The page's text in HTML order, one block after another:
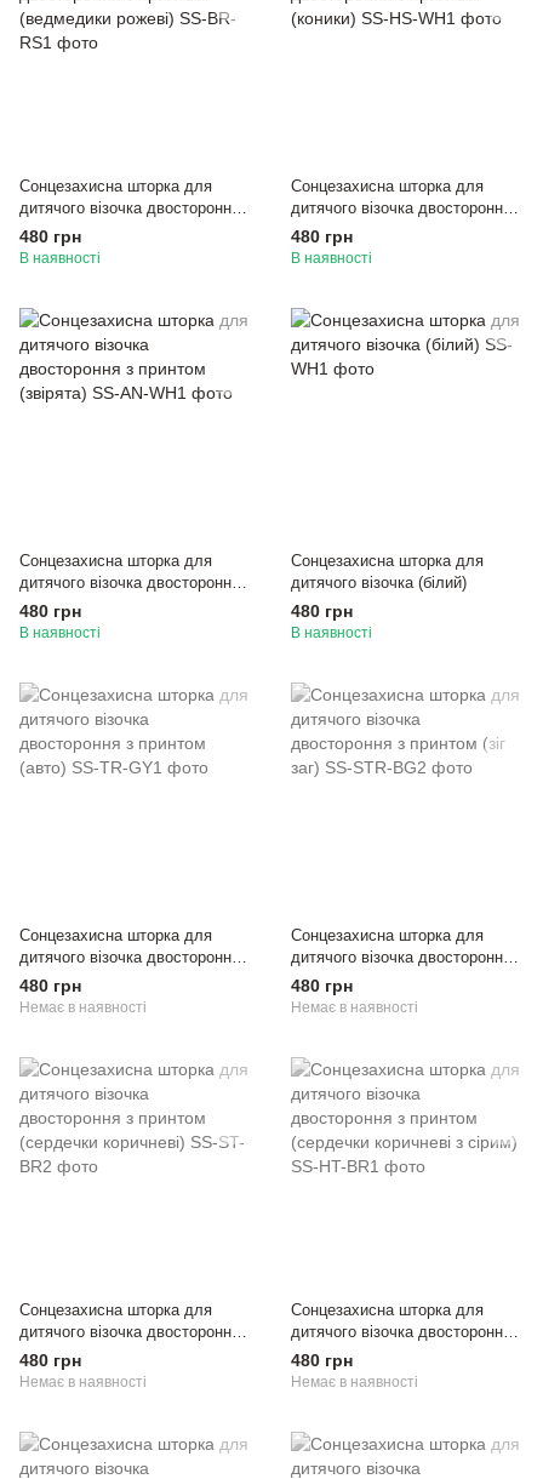
Сонцезахисна шторка для
дитячого візочка двостороння з
принтом (ведмедики рожеві)
480 грн
В наявності
Сонцезахисна шторка для
дитячого візочка двостороння з
принтом (коники)
480 грн
В наявності
Сонцезахисна шторка для
дитячого візочка двостороння з
принтом (звірята)
480 грн
В наявності
Сонцезахисна шторка для
дитячого візочка (білий)
480 грн
В наявності
Сонцезахисна шторка для
дитячого візочка двостороння з
принтом (авто)
480 грн
Немає в наявності
Сонцезахисна шторка для
дитячого візочка двостороння з
принтом (зіг заг)
480 грн
Немає в наявності
Сонцезахисна шторка для
дитячого візочка двостороння з
принтом (сердечки коричневі)
480 грн
Немає в наявності
Сонцезахисна шторка для
дитячого візочка двостороння з
принтом (сердечки коричневі з
сірим)
480 грн
Немає в наявності